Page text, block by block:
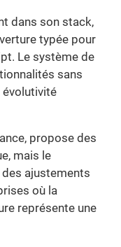
dans son stack,
typée pour
Le système de
sans
évolutivité
propose des
mais le
ajustements
où la
représente une